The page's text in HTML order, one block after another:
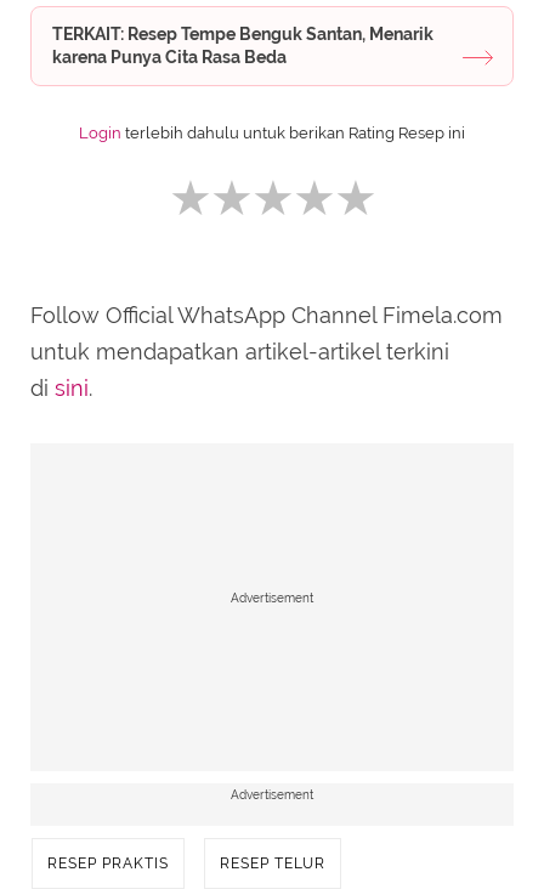
TERKAIT: Resep Tempe Benguk Santan, Menarik
karena Punya Cita Rasa Beda
Login terlebih dahulu untuk berikan Rating Resep ini
SUBMIT REVIEW
Follow Official WhatsApp Channel Fimela.com
untuk mendapatkan artikel-artikel terkini
di sini.
Advertisement
Advertisement
RESEP PRAKTIS RESEP TELUR